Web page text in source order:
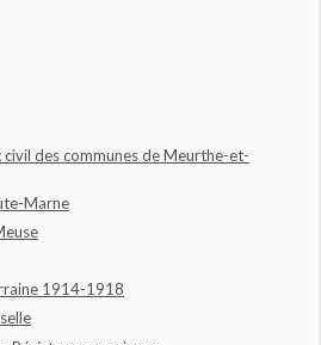
des communes de Meurthe-et-
Marne
1914-1918